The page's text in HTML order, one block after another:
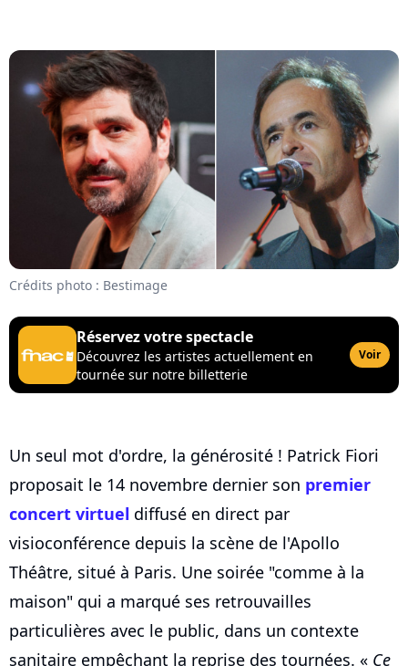
Crédits photo : Bestimage
Réservez votre spectacle
Découvrez les artistes actuellement en
tournée sur notre billetterie
Voir
Un seul mot d'ordre, la générosité ! Patrick Fiori
proposait le 14 novembre dernier son premier
concert virtuel diffusé en direct par
visioconférence depuis la scène de l'Apollo
Théâtre, situé à Paris. Une soirée "comme à la
maison" qui a marqué ses retrouvailles
particulières avec le public, dans un contexte
sanitaire empêchant la reprise des tournées. « Ce